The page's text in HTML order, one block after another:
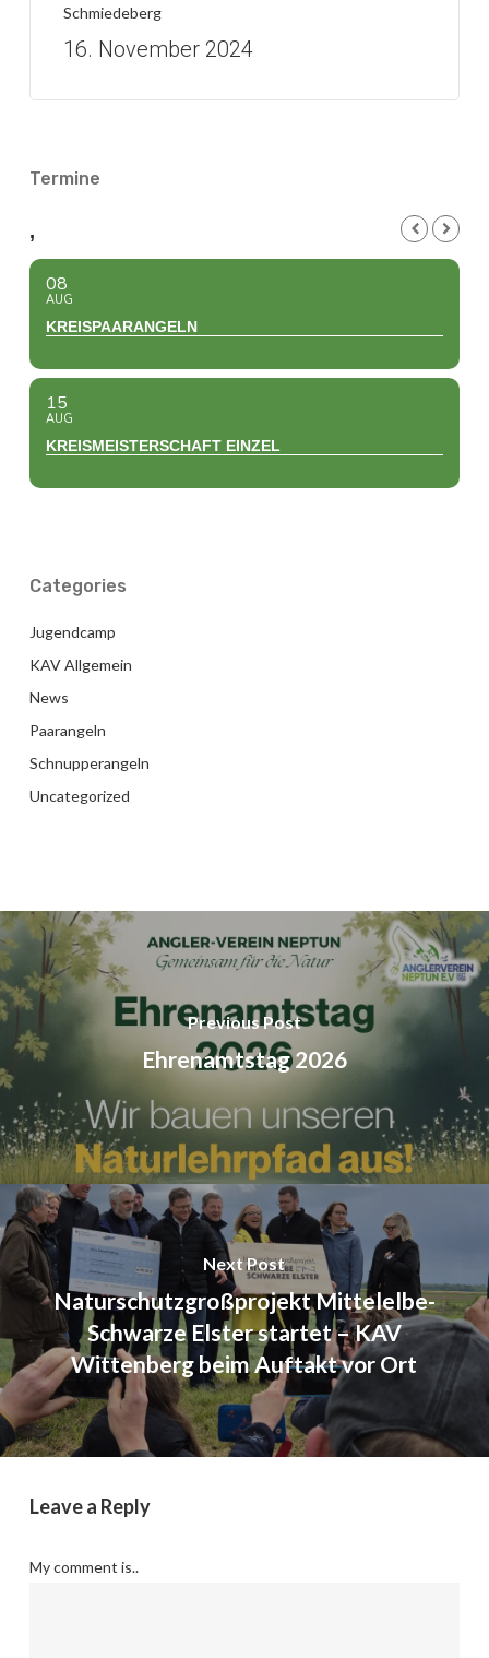
Schmiedeberg
16. November 2024
Termine
,
08
AUG
KREISPAARANGELN
15
AUG
KREISMEISTERSCHAFT EINZEL
Categories
Jugendcamp
KAV Allgemein
News
Paarangeln
Schnupperangeln
Uncategorized
Previous Post
Ehrenamtstag 2026
Next Post
Naturschutzgroßprojekt Mittelelbe-
Schwarze Elster startet – KAV
Wittenberg beim Auftakt vor Ort
Leave a Reply
My comment is..